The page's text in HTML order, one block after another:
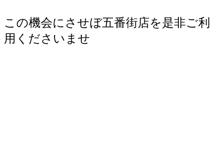
この機会にさせぼ五番街店を是非ご利
用くださいませ